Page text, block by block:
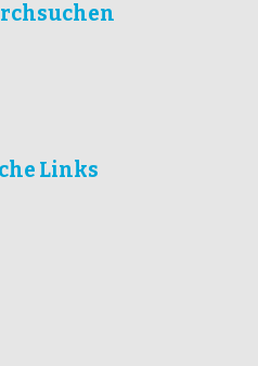
Links